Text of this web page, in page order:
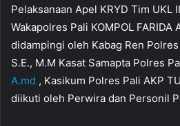
Pelaksanaan Apel KRYD Tim UKL
Wakapolres Pali KOMPOL FARIDA
didampingi oleh Kabag Ren Polres
S.E., M.M Kasat Samapta Polres
A.md , Kasikum Polres Pali AKP
diikuti oleh Perwira dan Personil